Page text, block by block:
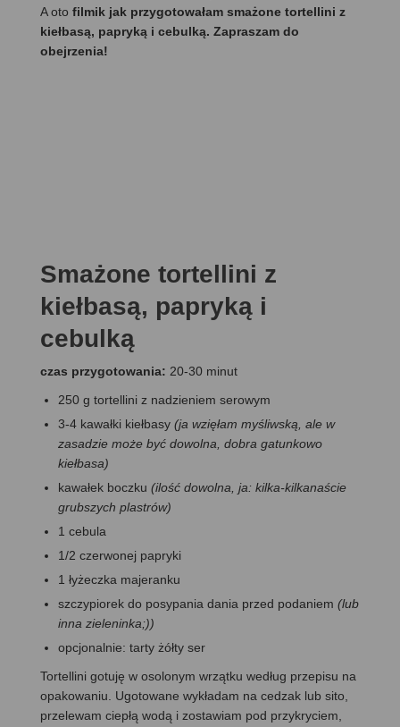
A oto filmik jak przygotowałam smażone tortellini z
kiełbasą, papryką i cebulką. Zapraszam do
obejrzenia!
Smażone tortellini z
kiełbasą, papryką i
cebulką
czas przygotowania: 20-30 minut
250 g tortellini z nadzieniem serowym
3-4 kawałki kiełbasy (ja wzięłam myśliwską, ale w
zasadzie może być dowolna, dobra gatunkowo
kiełbasa)
kawałek boczku (ilość dowolna, ja: kilka-kilkanaście
grubszych plastrów)
1 cebula
1/2 czerwonej papryki
1 łyżeczka majeranku
szczypiorek do posypania dania przed podaniem (lub
inna zieleninka;))
opcjonalnie: tarty żółty ser
Tortellini gotuję w osolonym wrzątku według przepisu na
opakowaniu. Ugotowane wykładam na cedzak lub sito,
przelewam ciepłą wodą i zostawiam pod przykryciem,